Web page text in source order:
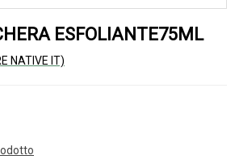
ESFOLIANTE75ML
NATIVE IT)